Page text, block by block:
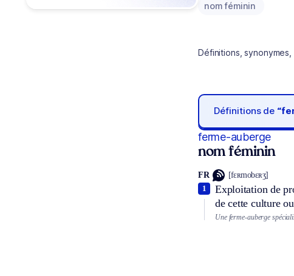
nom féminin
Définitions,
Définitions de
ferme-auberge
nom féminin
FR [fɛʀmobɛʀʒ]
Exploitation de
de cette culture
1
Une ferme-auberge